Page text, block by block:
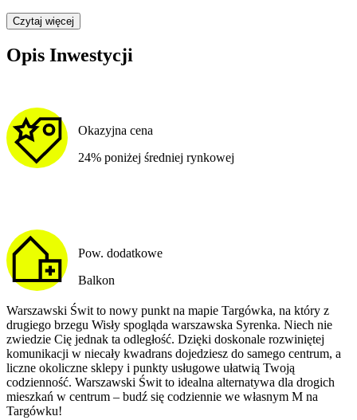
Czytaj więcej
Opis Inwestycji
Okazyjna cena
24% poniżej średniej rynkowej
Pow. dodatkowe
Balkon
Warszawski Świt to nowy punkt na mapie Targówka, na który z
drugiego brzegu Wisły spogląda warszawska Syrenka. Niech nie
zwiedzie Cię jednak ta odległość. Dzięki doskonale rozwiniętej
komunikacji w niecały kwadrans dojedziesz do samego centrum, a
liczne okoliczne sklepy i punkty usługowe ułatwią Twoją
codzienność. Warszawski Świt to idealna alternatywa dla drogich
mieszkań w centrum – budź się codziennie we własnym M na
Targówku!